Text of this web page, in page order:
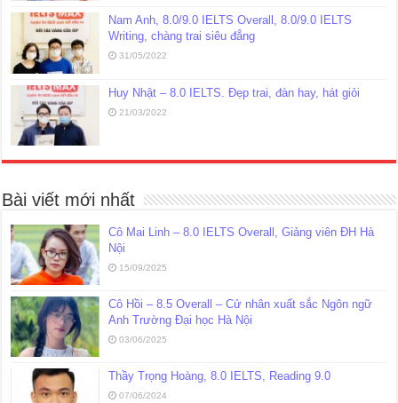
Nam Anh, 8.0/9.0 IELTS Overall, 8.0/9.0 IELTS
Writing, chàng trai siêu đẳng
31/05/2022
Huy Nhật – 8.0 IELTS. Đẹp trai, đàn hay, hát giỏi
21/03/2022
Bài viết mới nhất
Cô Mai Linh – 8.0 IELTS Overall, Giảng viên ĐH Hà
Nội
15/09/2025
Cô Hồi – 8.5 Overall – Cử nhân xuất sắc Ngôn ngữ
Anh Trường Đại học Hà Nội
03/06/2025
Thầy Trọng Hoàng, 8.0 IELTS, Reading 9.0
07/06/2024